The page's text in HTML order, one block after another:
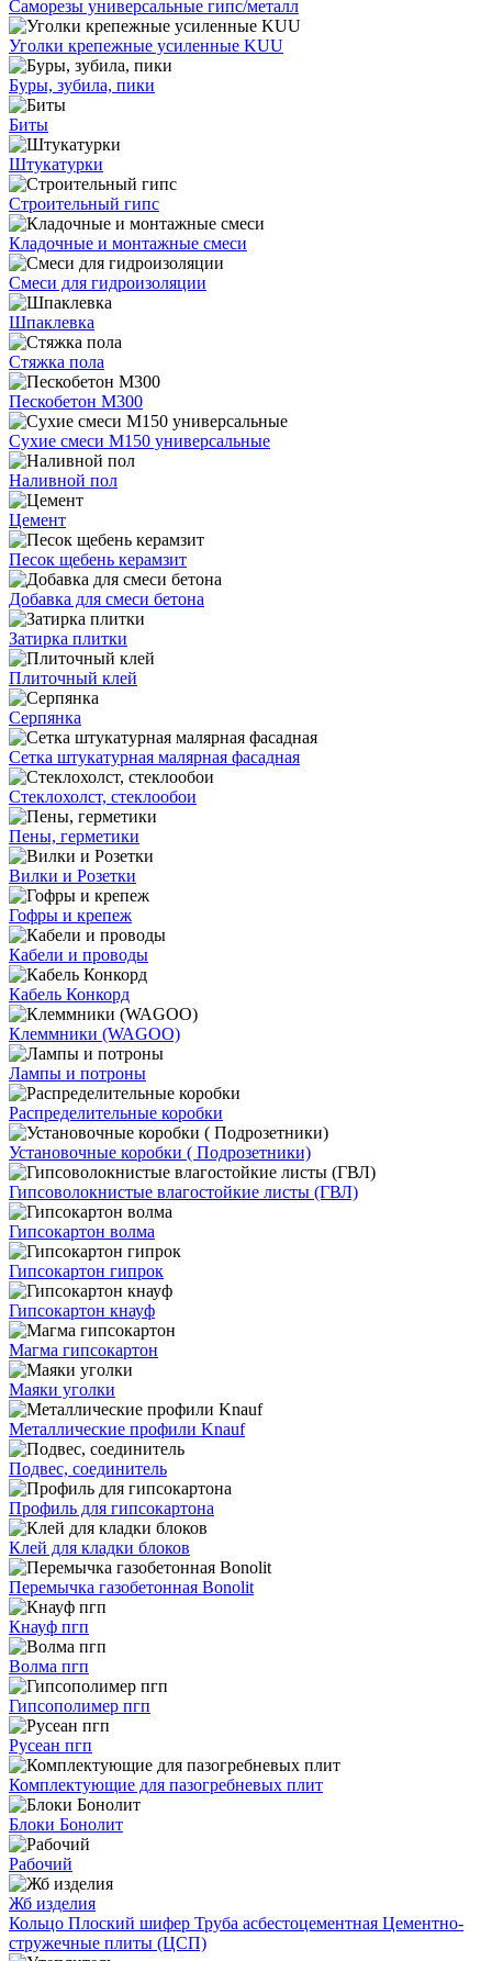
Саморезы универсальные гипс/металл
Уголки крепежные усиленные KUU
Буры, зубила, пики
Биты
Штукатурки
Строительный гипс
Кладочные и монтажные смеси
Смеси для гидроизоляции
Шпаклевка
Стяжка пола
Пескобетон М300
Сухие смеси М150 универсальные
Наливной пол
Цемент
Песок щебень керамзит
Добавка для смеси бетона
Затирка плитки
Плиточный клей
Серпянка
Сетка штукатурная малярная фасадная
Стеклохолст, стеклообои
Пены, герметики
Вилки и Розетки
Гофры и крепеж
Кабели и проводы
Кабель Конкорд
Клеммники (WAGOО)
Лампы и потроны
Распределительные коробки
Установочные коробки ( Подрозетники)
Гипсоволокнистые влагостойкие листы (ГВЛ)
Гипсокартон волма
Гипсокартон гипрок
Гипсокартон кнауф
Магма гипсокартон
Маяки уголки
Металлические профили Knauf
Подвес, соединитель
Профиль для гипсокартона
Клей для кладки блоков
Перемычка газобетонная Bonolit
Кнауф пгп
Волма пгп
Гипсополимер пгп
Русеан пгп
Комплектующие для пазогребневых плит
Блоки Бонолит
Рабочий
Жб изделия
Кольцо Плоский шифер Труба асбестоцементная Цементно-
стружечные плиты (ЦСП)